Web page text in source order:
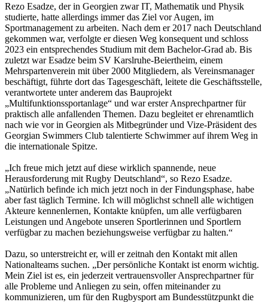
Rezo Esadze, der in Georgien zwar IT, Mathematik und Physik
studierte, hatte allerdings immer das Ziel vor Augen, im
Sportmanagement zu arbeiten. Nach dem er 2017 nach Deutschland
gekommen war, verfolgte er diesen Weg konsequent und schloss
2023 ein entsprechendes Studium mit dem Bachelor-Grad ab. Bis
zuletzt war Esadze beim SV Karslruhe-Beiertheim, einem
Mehrspartenverein mit über 2000 Mitgliedern, als Vereinsmanager
beschäftigt, führte dort das Tagesgeschäft, leitete die Geschäftsstelle,
verantwortete unter anderem das Bauprojekt
„Multifunktionssportanlage“ und war erster Ansprechpartner für
praktisch alle anfallenden Themen. Dazu begleitet er ehrenamtlich
nach wie vor in Georgien als Mitbegründer und Vize-Präsident des
Georgian Swimmers Club talentierte Schwimmer auf ihrem Weg in
die internationale Spitze.
„Ich freue mich jetzt auf diese wirklich spannende, neue
Herausforderung mit Rugby Deutschland“, so Rezo Esadze.
„Natürlich befinde ich mich jetzt noch in der Findungsphase, habe
aber fast täglich Termine. Ich will möglichst schnell alle wichtigen
Akteure kennenlernen, Kontakte knüpfen, um alle verfügbaren
Leistungen und Angebote unseren Sportlerinnen und Sportlern
verfügbar zu machen beziehungsweise verfügbar zu halten.“
Dazu, so unterstreicht er, will er zeitnah den Kontakt mit allen
Nationalteams suchen. „Der persönliche Kontakt ist enorm wichtig.
Mein Ziel ist es, ein jederzeit vertrauensvoller Ansprechpartner für
alle Probleme und Anliegen zu sein, offen miteinander zu
kommunizieren, um für den Rugbysport am Bundesstützpunkt die